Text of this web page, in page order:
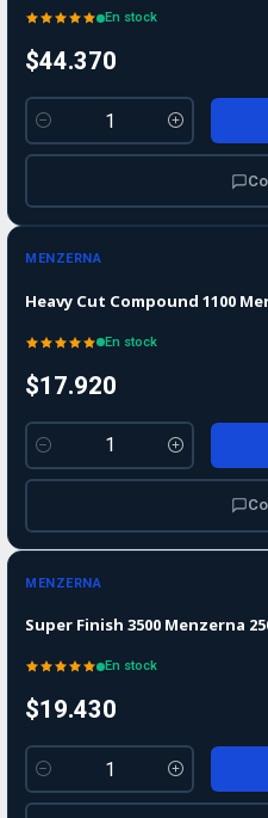
En stock
$44.370
Cantidad
MENZERNA
Heavy Cut Compound 1100
En stock
$17.920
Cantidad
MENZERNA
Super Finish 3500 Menzerna
En stock
$19.430
Cantidad